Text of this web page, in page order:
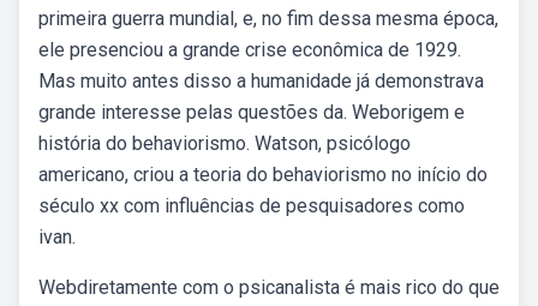
primeira guerra mundial, e, no fim dessa mesma época,
ele presenciou a grande crise econômica de 1929.
Mas muito antes disso a humanidade já demonstrava
grande interesse pelas questões da. Weborigem e
história do behaviorismo. Watson, psicólogo
americano, criou a teoria do behaviorismo no início do
século xx com influências de pesquisadores como
ivan.
Webdiretamente com o psicanalista é mais rico do que